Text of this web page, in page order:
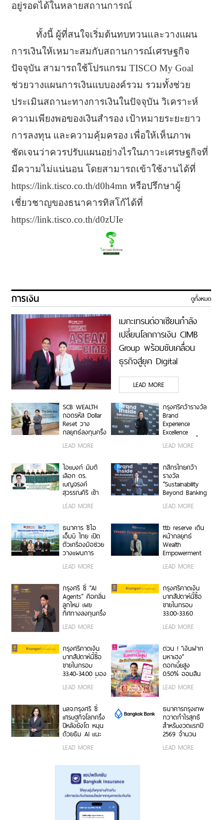
อยู่รอดได้ในหลายสถานการณ์
ทั้งนี้ ผู้ที่สนใจเริ่มต้นทบทวนและวางแผน
การเงินให้เหมาะสมกับสถานการณ์เศรษฐกิจ
ปัจจุบัน สามารถใช้โปรแกรม TISCO My Goal
ช่วยวางแผนการเงินแบบองค์รวม รวมทั้งช่วย
ประเมินสถานะทางการเงินในปัจจุบัน วิเคราะห์
ความเพียงพอของเงินสำรอง เป้าหมายระยะยาว
การลงทุน และความคุ้มครอง เพื่อให้เห็นภาพ
ชัดเจนว่าควรปรับแผนอย่างไรในภาวะเศรษฐกิจที่
มีความไม่แน่นอน โดยสามารถเข้าใช้งานได้ที่
https://link.tisco.co.th/d0h4mn หรือปรึกษาผู้
เชี่ยวชาญของธนาคารทิสโก้ได้ที่
https://link.tisco.co.th/d0zUIe
การเงิน ดูทั้งหมด
เมกะเทรนด์อาเซียนกำลัง
เปลี่ยนโลกการเงิน CIMB
Group พร้อมขับเคลื่อน
ธุรกิจสู่ยุค Digital
Economy ด้วยทีม
Industry Specialists เชื่อม
องค์ความรู้ โอกาสทาง
ธุรกิจ และเครือการลงทุน
เสริมแกร่งธุรกิจ Data
Center และ Supply Chain
ASEAN, THINK CIMB
LEAD MORE
SCB WEALTH
ถอดรหัส Dollar
Reset วาง
กลยุทธ์ลงทุนครึ่ง
สหรัฐฯ-ตลาดเกิด
ระยะสั้น-กลาง
เสริมพอร์ตแกร่ง
LEAD MORE
กรุงศรีคว้ารางวัล
Brand
Experience
Excellence
คำมั่นสัญญา
ได้ทุกวัน”
LEAD MORE
ไอแบงก์ มีมติ
เลือก ดร.
เบญจรงค์
สุวรรณคีรี เข้า
กรรมการ
LEAD MORE
กสิกรไทยคว้า
รางวัล
“Sustainability
Beyond Banking
เคลื่อนภาคธุรกิจ
และการเติบโต
อย่างยั่งยืน
LEAD MORE
ธนาคาร ซีไอ
เอ็มบี ไทย เปิด
ตัวเครื่องมือช่วย
วางแผนการ
สภาพภูมิอากาศ
Cooler Earth
Thailand 2026
LEAD MORE
ttb reserve เดิน
หน้ากลยุทธ์
Wealth
Empowerment
Program สร้าง
สานต่อความ
สำเร็จครอบครัว
จากรุ่นสู่รุ่น
LEAD MORE
กรุงศรี ชี้ “AI
Agents” คือคลื่น
ลูกใหม่ เผย
ทิศทางลงทุนครึ่ง
สูตรจัดพอร์ต
รับมือความไม่
แน่นอนเศรษฐกิจ
โลก
LEAD MORE
กรุงศรีคาดเงิน
บาทสัปดาห์นี้ซื้อ
ขายในกรอบ
33.00-33.60
งานสหรัฐฯ
LEAD MORE
กรุงศรีคาดเงิน
บาทสัปดาห์นี้ซื้อ
ขายในกรอบ
33.40-34.00 มอง
LEAD MORE
ด่วน ! “เงินฝาก
มหาเฮง”
ดอกเบี้ยสูง
0.50% ออมสิน
เปลี่ยนยอดขาย
อัตโนมัติ
LEAD MORE
บลจ.กรุงศรี ชี้
เศรษฐกิจโลกครึ่ง
ปีหลังยังโต หนุน
ด้วยธีม AI แนะ
หุ้นเชิงรับเพิ่ม
LEAD MORE
ธนาคารกรุงเทพ
กวาดกำไรสุทธิ
สำหรับงวดแรกปี
2569 จำนวน
LEAD MORE